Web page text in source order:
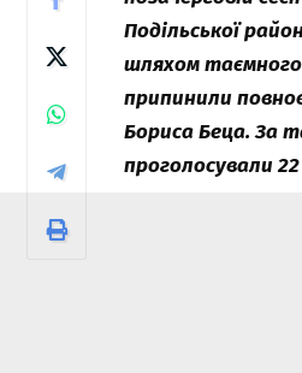
Подільської
шляхом
припинили
Бориса Беца. За
проголосували